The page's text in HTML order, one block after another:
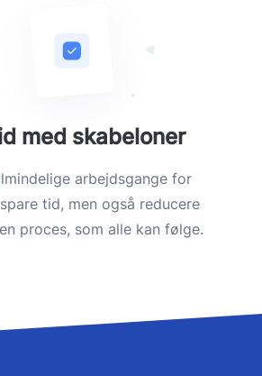
med skabeloner
arbejdsgange for
tid, men også reducere
proces, som alle kan følge.